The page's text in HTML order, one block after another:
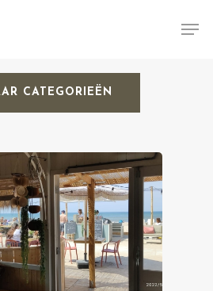
or ESC to close
CATEGORIEËN